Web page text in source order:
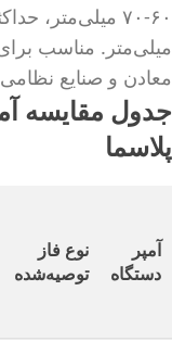
میلی‌متر. مناسب
معادن و صنایع
جدول مقایسه
پلاسما
آمپر
دستگاه
نوع فاز
توصیه‌شده